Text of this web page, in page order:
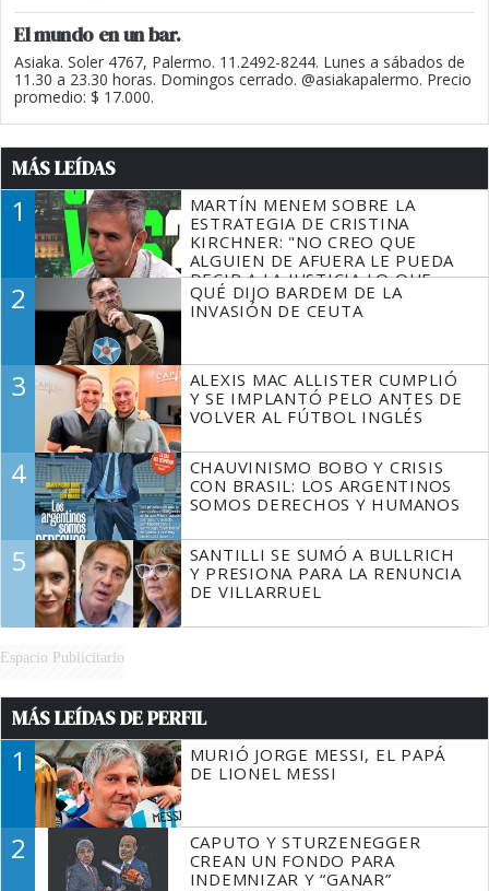
El mundo en un bar.
Asiaka. Soler 4767, Palermo. 11.2492-8244. Lunes a sábados de
11.30 a 23.30 horas. Domingos cerrado. @asiakapalermo. Precio
promedio: $ 17.000.
MÁS LEÍDAS
1
MARTÍN MENEM SOBRE LA
ESTRATEGIA DE CRISTINA
KIRCHNER: "NO CREO QUE
ALGUIEN DE AFUERA LE PUEDA
DECIR A LA JUSTICIA LO QUE
TIENE QUE HACER"
2
QUÉ DIJO BARDEM DE LA
INVASIÓN DE CEUTA
3
ALEXIS MAC ALLISTER CUMPLIÓ
Y SE IMPLANTÓ PELO ANTES DE
VOLVER AL FÚTBOL INGLÉS
4
CHAUVINISMO BOBO Y CRISIS
CON BRASIL: LOS ARGENTINOS
SOMOS DERECHOS Y HUMANOS
5
SANTILLI SE SUMÓ A BULLRICH
Y PRESIONA PARA LA RENUNCIA
DE VILLARRUEL
Espacio Publicitario
MÁS LEÍDAS DE PERFIL
1
MURIÓ JORGE MESSI, EL PAPÁ
DE LIONEL MESSI
2
CAPUTO Y STURZENEGGER
CREAN UN FONDO PARA
INDEMNIZAR Y “GANAR”